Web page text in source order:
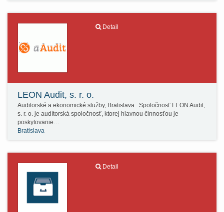
Detail
LEON Audit, s. r. o.
Auditorské a ekonomické služby, Bratislava Spoločnosť LEON Audit,
s. r. o. je audítorská spoločnosť, ktorej hlavnou činnosťou je
poskytovanie…
Bratislava
Detail